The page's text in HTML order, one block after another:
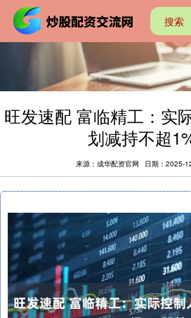
旺发速配 富临精工：实
划减持不超
来源：成华配资官网 日期：2025-